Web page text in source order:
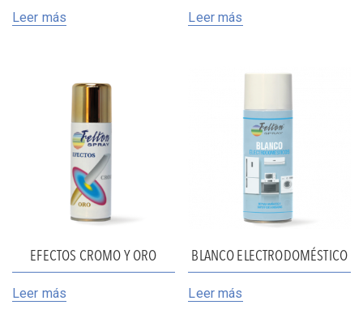
Leer más Leer más
EFECTOS CROMO Y ORO
Leer más
BLANCO ELECTRODOMÉSTICO
Leer más